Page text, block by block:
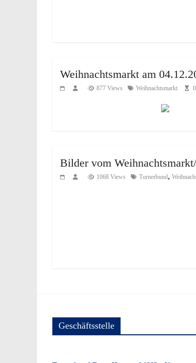
Weihnachtsmarkt am
877 Views Weihnachtsmarkt
Bilder vom
1068 Views Turnerbund,
Geschäftsstelle